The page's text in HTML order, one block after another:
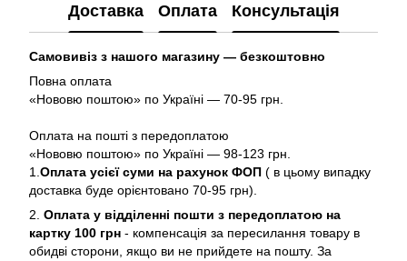
Доставка Оплата Консультація
Самовивіз з нашого магазину — безкоштовно
Повна оплата
«Нововю поштою» по Україні — 70-95 грн.
Оплата на пошті з передоплатою
«Нововю поштою» по Україні — 98-123 грн.
1. Оплата усієї суми на рахунок ФОП ( в цьому випадку
доставка буде орієнтовано 70-95 грн).
2. Оплата у відділенні пошти з передоплатою на
картку 100 грн - компенсація за пересилання товару в
обидві сторони, якщо ви не прийдете на пошту. За